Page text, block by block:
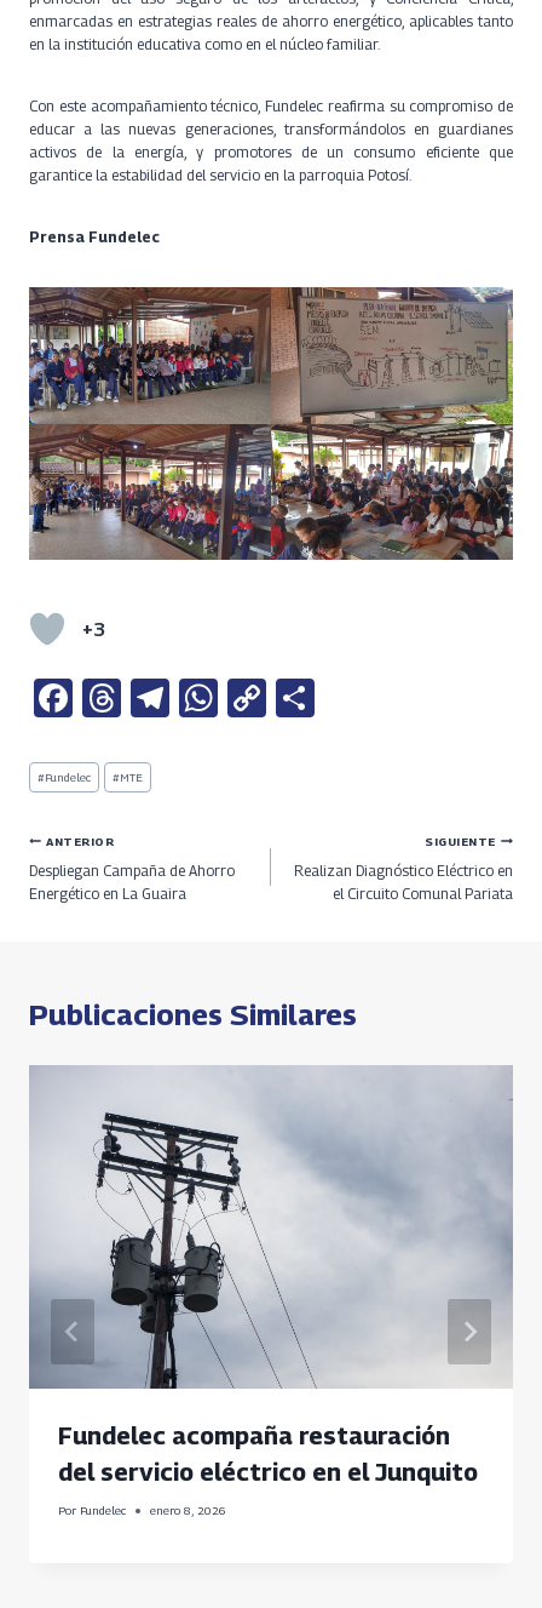
enmarcadas en estrategias reales de ahorro energético, aplicables tanto
en la institución educativa como en el núcleo familiar.
Con este acompañamiento técnico, Fundelec reafirma su compromiso de
educar a las nuevas generaciones, transformándolos en guardianes
activos de la energía, y promotores de un consumo eficiente que
garantice la estabilidad del servicio en la parroquia Potosí.
Prensa Fundelec
+3
Fa
b
o
k
T
re
ds
Te
m
W
C
n
k
Etiquetas
de
entrada:
#Fundelec #MTE
Navegación
de
ANTERIOR
Despliegan Campaña de Ahorro
Energético en La Guaira
SIGUIENTE
Realizan Diagnóstico Eléctrico en
el Circuito Comunal Pariata
Publicaciones Similares
Fundelec acompaña restauración
del servicio eléctrico en el Junquito
Por Fundelec enero 8, 2026